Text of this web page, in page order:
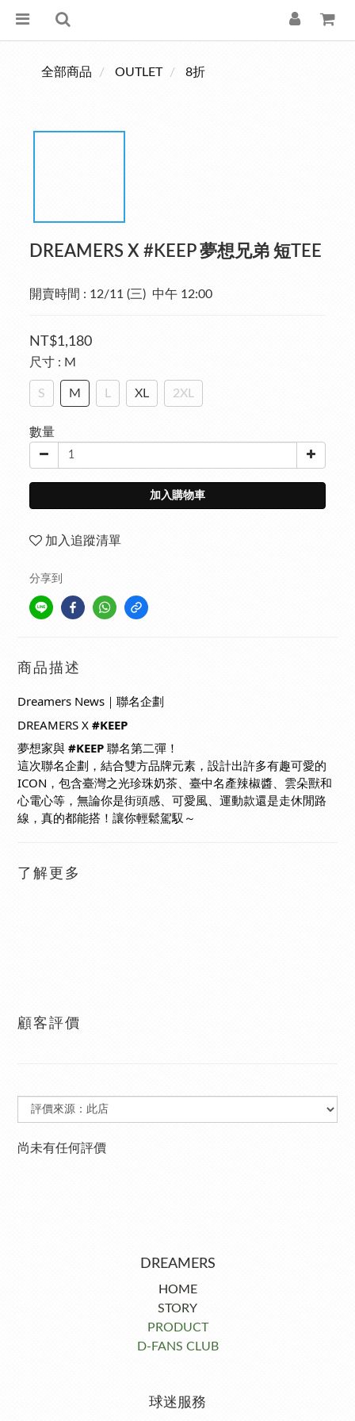
全部商品 OUTLET 8折
DREAMERS X #KEEP 夢想兄弟 短TEE
開賣時間 : 12/11 (三)  中午 12:00
NT$1,180
尺寸 : M
S M XL 2XL
數量
加入購物車
加入追蹤清單
分享到
商品描述
Dreamers News｜聯名企劃
DREAMERS X #KEEP
夢想家與 #KEEP 聯名第二彈！
這次聯名企劃，結合雙方品牌元素，設計出許多有趣可愛的
ICON，包含臺灣之光珍珠奶茶、臺中名產辣椒醬、雲朵獸和
心電心等，無論你是街頭感、可愛風、運動款還是走休閒路
線，真的都能搭！讓你輕鬆駕馭～
了解更多
顧客評價
尚未有任何評價
DREAMERS
HOME
STORY
PRODUCT
D-FANS CLUB
球迷服務